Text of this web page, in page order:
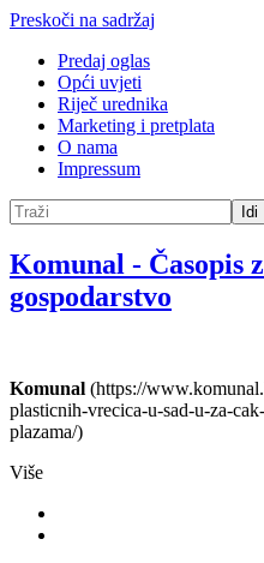
Preskoči na sadržaj
Predaj oglas
Opći uvjeti
Riječ urednika
Marketing i pretplata
O nama
Impressum
Idi
Komunal - Časopis
gospodarstvo
Komunal (https://
plasticnih-vrecica-u-sad-u-za-
plazama/)
Više